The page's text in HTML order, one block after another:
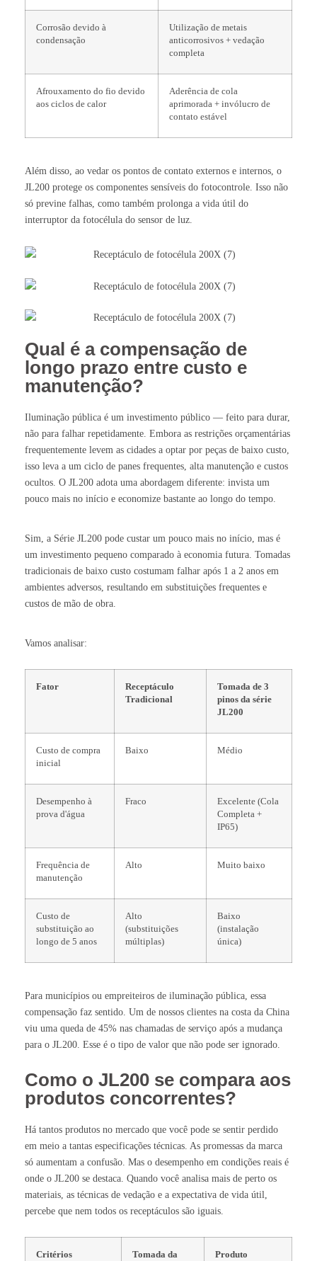
Corrosão devido à
condensação
Utilização de metais
anticorrosivos + vedação
completa
Afrouxamento do fio devido
aos ciclos de calor
Aderência de cola
aprimorada + invólucro de
contato estável
Além disso, ao vedar os pontos de contato externos e internos, o
JL200 protege os componentes sensíveis do fotocontrole. Isso não
só previne falhas, como também prolonga a vida útil do
interruptor da fotocélula do sensor de luz.
Qual é a compensação de
longo prazo entre custo e
manutenção?
Iluminação pública é um investimento público — feito para durar,
não para falhar repetidamente. Embora as restrições orçamentárias
frequentemente levem as cidades a optar por peças de baixo custo,
isso leva a um ciclo de panes frequentes, alta manutenção e custos
ocultos. O JL200 adota uma abordagem diferente: invista um
pouco mais no início e economize bastante ao longo do tempo.
Sim, a Série JL200 pode custar um pouco mais no início, mas é
um investimento pequeno comparado à economia futura. Tomadas
tradicionais de baixo custo costumam falhar após 1 a 2 anos em
ambientes adversos, resultando em substituições frequentes e
custos de mão de obra.
Vamos analisar:
Fator
Receptáculo
Tradicional
Tomada de 3
pinos da série
JL200
Custo de compra
inicial
Baixo Médio
Desempenho à
prova d'água
Fraco
Excelente (Cola
Completa +
IP65)
Frequência de
manutenção
Alto Muito baixo
Custo de
substituição ao
longo de 5 anos
Alto
(substituições
múltiplas)
Baixo
(instalação
única)
Para municípios ou empreiteiros de iluminação pública, essa
compensação faz sentido. Um de nossos clientes na costa da China
viu uma queda de 45% nas chamadas de serviço após a mudança
para o JL200. Esse é o tipo de valor que não pode ser ignorado.
Como o JL200 se compara aos
produtos concorrentes?
Há tantos produtos no mercado que você pode se sentir perdido
em meio a tantas especificações técnicas. As promessas da marca
só aumentam a confusão. Mas o desempenho em condições reais é
onde o JL200 se destaca. Quando você analisa mais de perto os
materiais, as técnicas de vedação e a expectativa de vida útil,
percebe que nem todos os receptáculos são iguais.
Critérios
Tomada da
Produto